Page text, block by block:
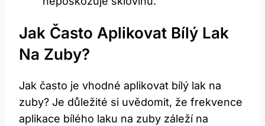
Jak‍ Často Aplikovat Bílý Lak
Na⁢ Zuby?
Jak ⁢často je vhodné aplikovat ⁢bílý lak na
zuby? Je⁢ důležité si uvědomit, ⁢že frekvence
aplikace bílého laku na zuby ⁣záleží⁣ na